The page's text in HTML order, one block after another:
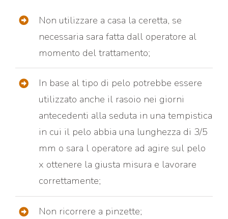
Non utilizzare a casa la ceretta, se
necessaria sara fatta dall operatore al
momento del trattamento;
In base al tipo di pelo potrebbe essere
utilizzato anche il rasoio nei giorni
antecedenti alla seduta in una tempistica
in cui il pelo abbia una lunghezza di 3/5
mm o sara l operatore ad agire sul pelo
x ottenere la giusta misura e lavorare
correttamente;
Non ricorrere a pinzette;